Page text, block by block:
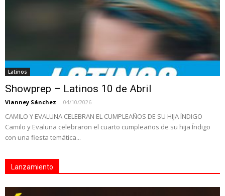
Latinos
Showprep – Latinos 10 de Abril
Vianney Sánchez - 04/10/2026
CAMILO Y EVALUNA CELEBRAN EL CUMPLEAÑOS DE SU HIJA ÍNDIGO
Camilo y Evaluna celebraron el cuarto cumpleaños de su hija Índigo
con una fiesta temática...
Lanzamiento